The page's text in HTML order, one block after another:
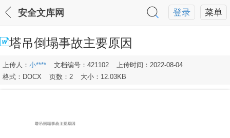
菜单
登录
安全文库网
塔吊倒塌事故主要原因
上传人： 小**** 文档编号：421102
上传时间：2022-08-04
格式：DOCX
页数：2 大小：12.03KB